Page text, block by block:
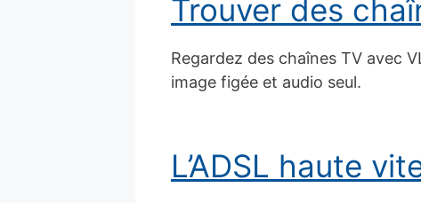
Trouver des
Regardez des chaînes TV avec
image figée et audio seul.
L’ADSL haute